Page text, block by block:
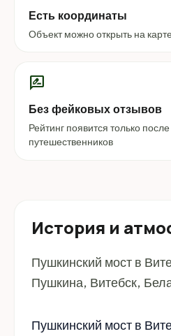
Есть координаты
Объект можно открыть на
rate_review
Без фейковых отзывов
Рейтинг появится только
путешественников
История и
Пушкинский мост в
Пушкина, Витебск,
Пушкинский мост в